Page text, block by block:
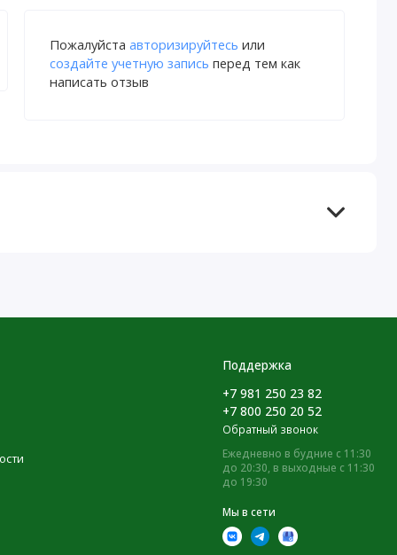
Пожалуйста авторизируйтесь или
создайте учетную запись перед тем как
написать отзыв
Поддержка
+7 981 250 23 82
+7 800 250 20 52
Обратный звонок
Ежедневно в будние с 11:30
до 20:30, в выходные с 11:30
до 19:30
Мы в сети